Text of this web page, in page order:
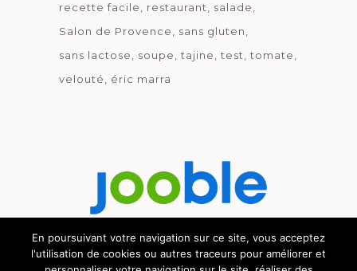
recette facile
restaurant
salade
Salon de Provence
sans gluten
sans lactose
soupe tajine test
tomate
velouté
éric marra
Découvrez le métier de la cuisine.
En poursuivant votre navigation sur ce site, vous acceptez
l'utilisation de cookies ou autres traceurs pour améliorer et